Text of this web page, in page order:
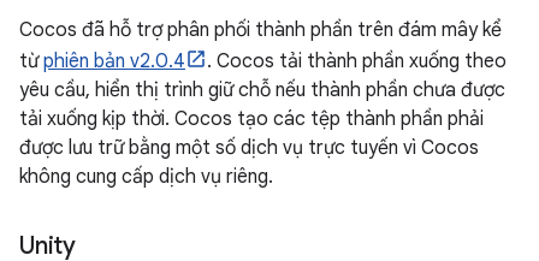
Cocos đã hỗ trợ phân phối thành phần trên đám mây kể
từphiên bản v2.0.4
. Cocos tải thành phần xuống theo
yêu cầu, hiển thị trình giữ chỗ nếu thành phần chưa được
tải xuống kịp thời. Cocos tạo các tệp thành phần phải
được lưu trữ bằng một số dịch vụ trực tuyến vì Cocos
không cung cấp dịch vụ riêng.
Unity